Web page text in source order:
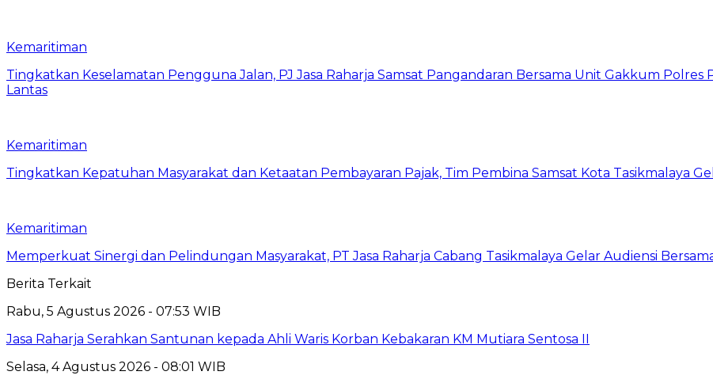
Kemaritiman
Tingkatkan Keselamatan Pengguna Jalan, PJ Jasa Raharja Samsat Pangandaran Bersama Unit Gakkum
Lantas
Kemaritiman
Tingkatkan Kepatuhan Masyarakat dan Ketaatan Pembayaran Pajak, Tim Pembina Samsat Kota Tasikmalaya
Kemaritiman
Memperkuat Sinergi dan Pelindungan Masyarakat, PT Jasa Raharja Cabang Tasikmalaya Gelar Audiensi
Berita Terkait
Rabu, 5 Agustus 2026 - 07:53 WIB
Jasa Raharja Serahkan Santunan kepada Ahli Waris Korban Kebakaran KM Mutiara Sentosa II
Selasa, 4 Agustus 2026 - 08:01 WIB